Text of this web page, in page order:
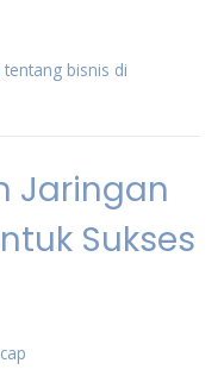
tentang bisnis di
Jaringan
Sukses